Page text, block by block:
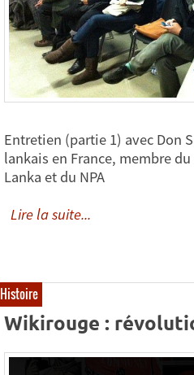
Entretien (partie 1) avec Don
lankais en France, membre
Lanka et du NPA
Lire la suite...
Histoire
Wikirouge :